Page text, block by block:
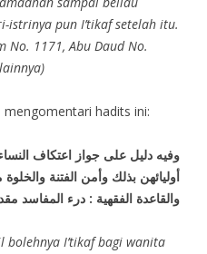
pun I’tikaf setelah itu.
No. 1171, Abu Daud No.
mengomentari hadits ini:
وفيه دليل على جواز اعتكاف
أوليائهن بذلك وأمن الفتنة
والقاعدة الفقهية : درء المفاسد
I’tikaf bagi wanita